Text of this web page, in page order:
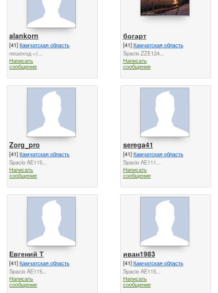
alankorn
[41]Камчатская область
пешеход =)...
Написать
сообщение
богарт
[41]Камчатская область
Spacio ZZE124...
Написать
сообщение
Zorg_pro
[41]Камчатская область
Spacio AE115...
Написать
сообщение
serega41
[41]Камчатская область
Spacio AE111...
Написать
сообщение
Евгений Т
[41]Камчатская область
Spacio AE115...
Написать
сообщение
иван1983
[41]Камчатская область
Spacio AE115...
Написать
сообщение